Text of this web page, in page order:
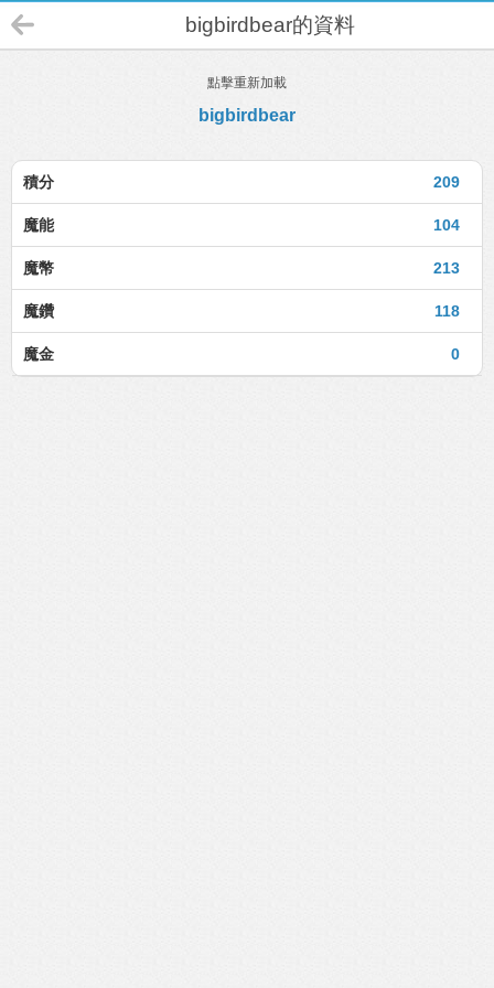
bigbirdbear的資料
點擊重新加載
bigbirdbear
209
積分
104
魔能
213
魔幣
118
魔鑽
0
魔金